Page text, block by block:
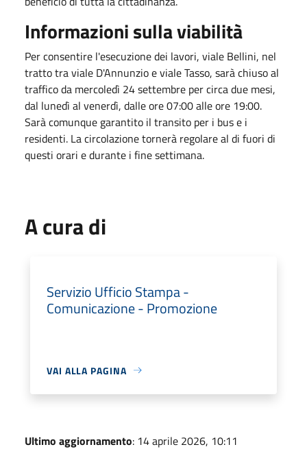
Informazioni sulla viabilità
Per consentire l'esecuzione dei lavori, viale Bellini, nel
tratto tra viale D'Annunzio e viale Tasso, sarà chiuso al
traffico da mercoledì 24 settembre per circa due mesi,
dal lunedì al venerdì, dalle ore 07:00 alle ore 19:00.
Sarà comunque garantito il transito per i bus e i
residenti. La circolazione tornerà regolare al di fuori di
questi orari e durante i fine settimana.
A cura di
Servizio Ufficio Stampa -
Comunicazione - Promozione
VAI ALLA PAGINA
Ultimo aggiornamento: 14 aprile 2026, 10:11